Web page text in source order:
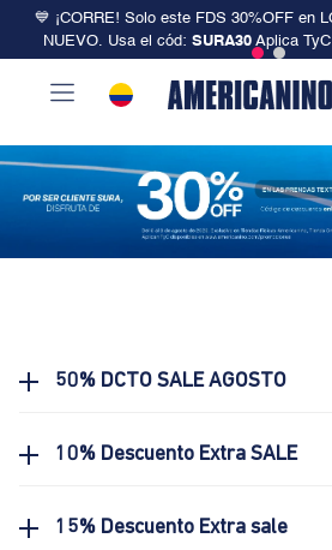
💙 ¡CORRE! Solo este FDS 30%OFF en
NUEVO. Usa el cód: SURA30 Aplica TyC
50% DCTO SALE AGOSTO
10% Descuento Extra SALE
15% Descuento Extra sale